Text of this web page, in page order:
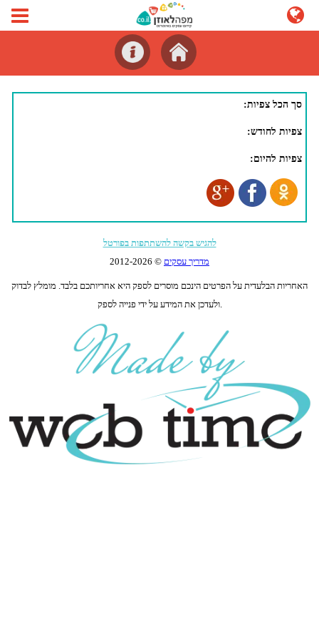
סך הכל צפיות:
צפיות לחודש:
צפיות להיום:
להגיש בקשה להשתתפות בפורטל
מדריך עסקים © 2012-
2026
האחריות הבלעדית על הפרטים הינכם מוסרים לספק היא אחריותכם בלבד. מומלץ לבדוק
ולעדכן את המידע על ידי פנייה לספק.